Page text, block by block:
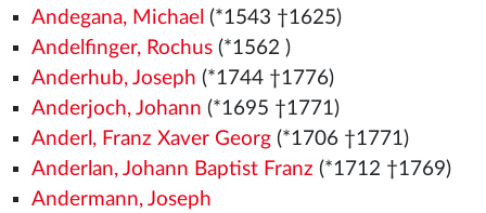
Andegana, Michael (*1543 †1625)
Andelfinger, Rochus(*1562 )
Anderhub, Joseph (*1744 †1776)
Anderjoch, Johann (*1695 †1771)
Anderl, Franz Xaver Georg(*1706 †1771)
Anderlan, Johann Baptist Franz (*1712 †1769)
Andermann, Joseph